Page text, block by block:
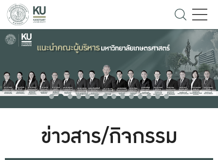
ข่าวสาร/กิจกรรม